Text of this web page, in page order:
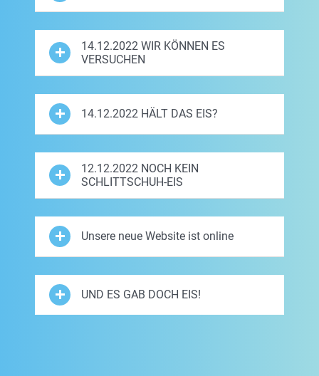
14.12.2022 WIR KÖNNEN ES
VERSUCHEN
14.12.2022 HÄLT DAS EIS?
12.12.2022 NOCH KEIN
SCHLITTSCHUH-EIS
Unsere neue Website ist online
UND ES GAB DOCH EIS!